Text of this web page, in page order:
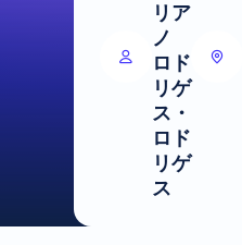
リア
ノ
ロド
リゲ
ス・
ロド
リゲ
ス